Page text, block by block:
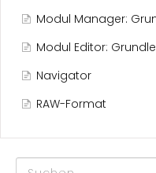
Modul Manager:
Modul Editor:
Navigator
RAW-Format